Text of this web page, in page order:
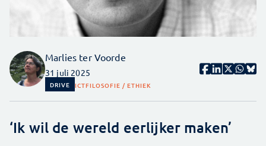
Marlies ter Voorde
31 juli 2025
DRIVE ICTFILOSOFIE / ETHIEK
‘Ik wil de wereld eerlijker maken’